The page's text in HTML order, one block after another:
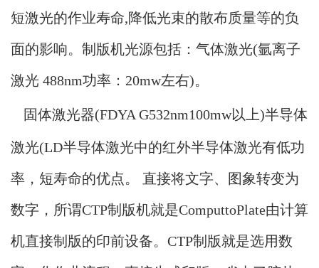
短激光的作业寿命,降低光束的散布质量等的负
面的影响。制版机光源包括：气体激光(氩离子
激光 488nm功率：20mw左右)。
固体激光器(FDYA G532nm100mw以上)半导体
激光(LD半导体激光中的红外半导体激光有低功
率，短寿命的优点。 直接将文字、图象转变为
数字，所谓CTP制版机就是ComputtoPlate由计算
机直接制版的印前设备。CTP制版就是选用数